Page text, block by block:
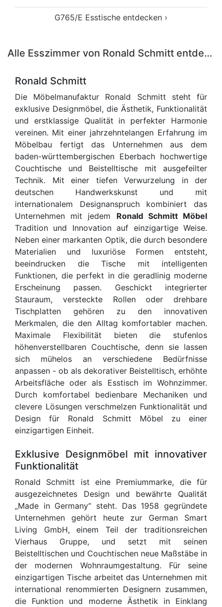
G765/E Esstische entdecken ›
Alle Esszimmer von Ronald Schmitt entdecken ›
Ronald Schmitt
Die Möbelmanufaktur Ronald Schmitt steht für
exklusive Designmöbel, die Ästhetik, Funktionalität
und erstklassige Qualität in perfekter Harmonie
vereinen. Mit einer jahrzehntelangen Erfahrung im
Möbelbau fertigt das Unternehmen aus dem
baden-württembergischen Eberbach hochwertige
Couchtische und Beistelltische mit ausgefeilter
Technik. Mit einer tiefen Verwurzelung in der
deutschen Handwerkskunst und mit
internationalem Designanspruch kombiniert das
Unternehmen mit jedem Ronald Schmitt Möbel
Tradition und Innovation auf einzigartige Weise.
Neben einer markanten Optik, die durch besondere
Materialien und luxuriöse Formen entsteht,
beeindrucken die Tische mit intelligenten
Funktionen, die perfekt in die geradlinig moderne
Erscheinung passen. Geschickt integrierter
Stauraum, versteckte Rollen oder drehbare
Tischplatten gehören zu den innovativen
Merkmalen, die den Alltag komfortabler machen.
Maximale Flexibilität bieten die stufenlos
höhenverstellbaren Couchtische, denn sie lassen
sich mühelos an verschiedene Bedürfnisse
anpassen - ob als dekorativer Beistelltisch, erhöhte
Arbeitsfläche oder als Esstisch im Wohnzimmer.
Durch komfortabel bedienbare Mechaniken und
clevere Lösungen verschmelzen Funktionalität und
Design für Ronald Schmitt Möbel zu einer
einzigartigen Einheit.
Exklusive Designmöbel mit innovativer
Funktionalität
Ronald Schmitt ist eine Premiummarke, die für
ausgezeichnetes Design und bewährte Qualität
„Made in Germany“ steht. Das 1958 gegründete
Unternehmen gehört heute zur German Smart
Living GmbH, einem Teil der traditionsreichen
Vierhaus Gruppe, und setzt mit seinen
Beistelltischen und Couchtischen neue Maßstäbe in
der modernen Wohnraumgestaltung. Für seine
einzigartigen Tische arbeitet das Unternehmen mit
international renommierten Designern zusammen,
die Funktion und moderne Ästhetik in Einklang